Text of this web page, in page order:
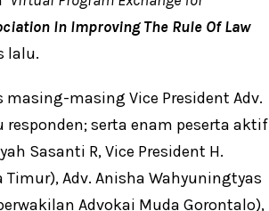
In Improving The Rule Of Law
lalu.
masing Vice President Adv.
responden; serta enam peserta aktif
Sasanti R, Vice President H.
Adv. Anisha Wahyuningtyas
Advokai Muda Gorontalo),